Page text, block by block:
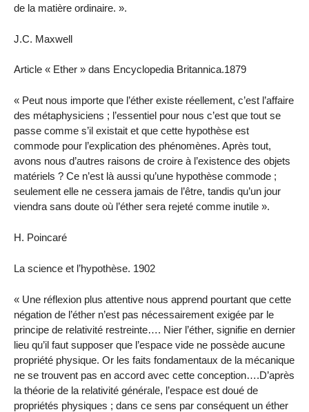
de la matière ordinaire. ».
J.C. Maxwell
Article « Ether » dans Encyclopedia Britannica.1879
« Peut nous importe que l’éther existe réellement, c’est l’affaire
des métaphysiciens ; l’essentiel pour nous c’est que tout se
passe comme s’il existait et que cette hypothèse est
commode pour l’explication des phénomènes. Après tout,
avons nous d’autres raisons de croire à l’existence des objets
matériels ? Ce n’est là aussi qu’une hypothèse commode ;
seulement elle ne cessera jamais de l’être, tandis qu’un jour
viendra sans doute où l’éther sera rejeté comme inutile ».
H. Poincaré
La science et l’hypothèse. 1902
« Une réflexion plus attentive nous apprend pourtant que cette
négation de l’éther n’est pas nécessairement exigée par le
principe de relativité restreinte…. Nier l’éther, signifie en dernier
lieu qu’il faut supposer que l’espace vide ne possède aucune
propriété physique. Or les faits fondamentaux de la mécanique
ne se trouvent pas en accord avec cette conception….D’après
la théorie de la relativité générale, l’espace est doué de
propriétés physiques ; dans ce sens par conséquent un éther